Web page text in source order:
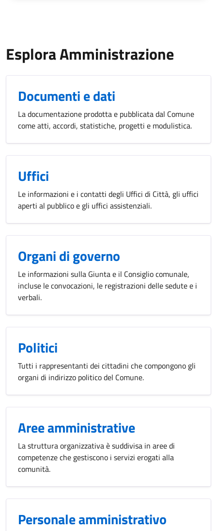
Esplora Amministrazione
Documenti e dati
La documentazione prodotta e pubblicata dal Comune
come atti, accordi, statistiche, progetti e modulistica.
Uffici
Le informazioni e i contatti degli Uffici di Città, gli uffici
aperti al pubblico e gli uffici assistenziali.
Organi di governo
Le informazioni sulla Giunta e il Consiglio comunale,
incluse le convocazioni, le registrazioni delle sedute e i
verbali.
Politici
Tutti i rappresentanti dei cittadini che compongono gli
organi di indirizzo politico del Comune.
Aree amministrative
La struttura organizzativa è suddivisa in aree di
competenze che gestiscono i servizi erogati alla
comunità.
Personale amministrativo